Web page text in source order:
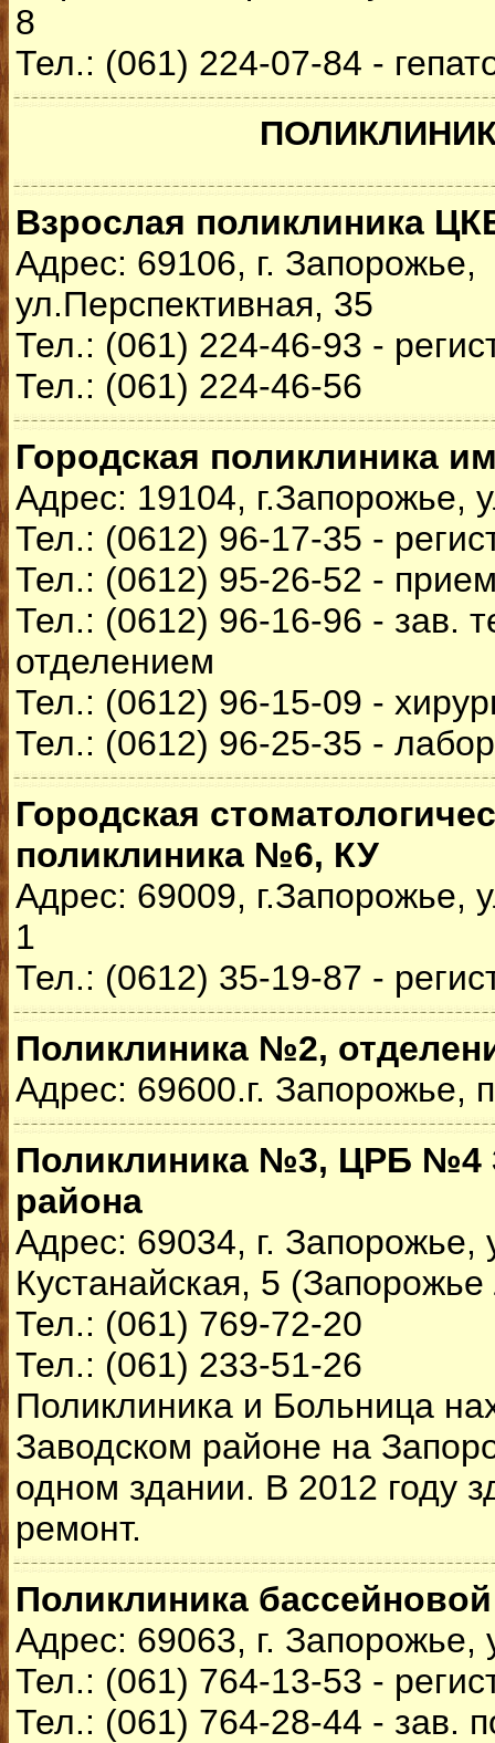
8
Тел.: (061) 224-07-84 -
Взрослая поликлиника
Адрес: 69106, г. Запорожье,
ул.Перспективная, 35
Тел.: (061) 224-46-93 -
Тел.: (061) 224-46-56
Городская поликлиника
Адрес: 19104, г.Запорожье,
Тел.: (0612) 96-17-35 -
Тел.: (0612) 95-26-52 -
Тел.: (0612) 96-16-96 - зав.
отделением
Тел.: (0612) 96-15-09 -
Тел.: (0612) 96-25-35 -
Городская
поликлиника №6, КУ
Адрес: 69009, г.Запорожье,
1
Тел.: (0612) 35-19-87 -
Поликлиника №2,
Адрес: 69600.г. Запорожье,
Поликлиника №3, ЦРБ №4
района
Адрес: 69034, г. Запорожье,
Кустанайская, 5
Тел.: (061) 769-72-20
Тел.: (061) 233-51-26
Поликлиника и Больница
Заводском районе на
одном здании. В 2012 году
ремонт.
Поликлиника
Адрес: 69063, г. Запорожье,
Тел.: (061) 764-13-53 -
Тел.: (061) 764-28-44 - зав.